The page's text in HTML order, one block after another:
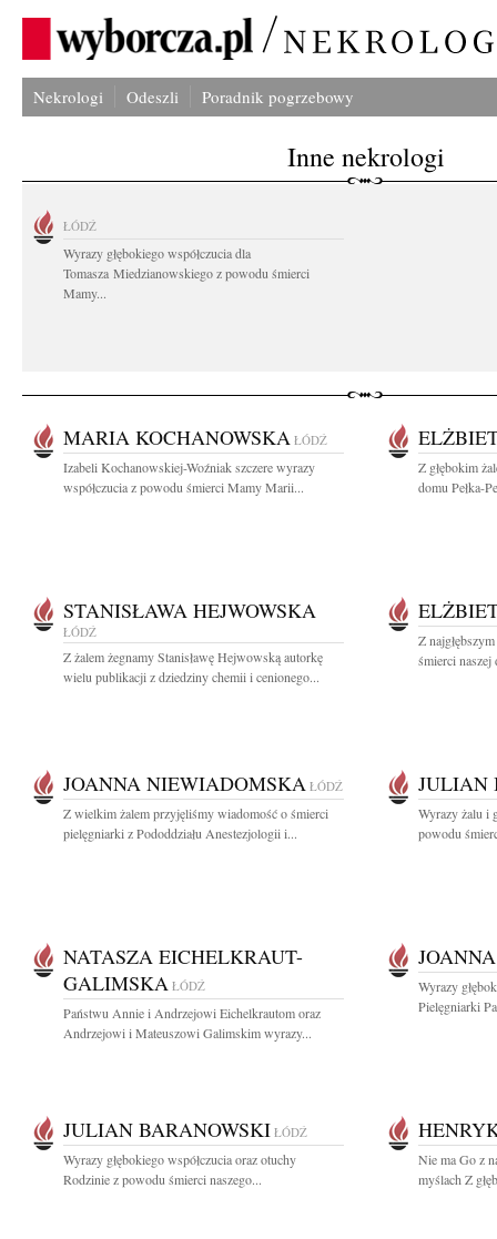
Nekrologi Odeszli Poradnik pogrzebowy
Inne nekrologi
ŁÓDŹ
Wyrazy głębokiego współczucia dla
Tomasza Miedzianowskiego z powodu śmierci
Mamy...
MARIA KOCHANOWSKA ŁÓDŹ
Izabeli Kochanowskiej-Woźniak szczere wyrazy
współczucia z powodu śmierci Mamy Marii...
Z głębokim
domu Pełka-
STANISŁAWA HEJWOWSKA
ŁÓDŹ
Z żalem żegnamy Stanisławę Hejwowską autorkę
wielu publikacji z dziedziny chemii i cenionego...
Z
śmierci
JOANNA NIEWIADOMSKA ŁÓDŹ
Z wielkim żalem przyjęliśmy wiadomość o śmierci
pielęgniarki z Pododdziału Anestezjologii i...
JULIAN
Wyrazy żalu i
powodu
NATASZA EICHELKRAUT-
GALIMSKA ŁÓDŹ
Państwu Annie i Andrzejowi Eichelkrautom oraz
Andrzejowi i Mateuszowi Galimskim wyrazy...
Wyrazy
Pielęgniarki
JULIAN BARANOWSKI ŁÓDŹ
Wyrazy głębokiego współczucia oraz otuchy
Rodzinie z powodu śmierci naszego...
Nie ma Go z
myślach Z